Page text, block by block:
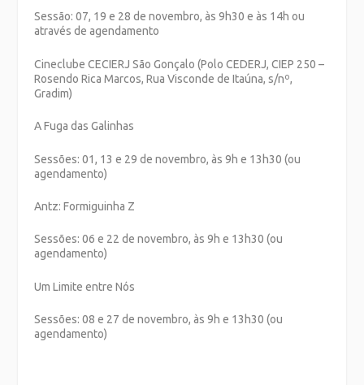
Sessão: 07, 19 e 28 de novembro, às 9h30 e às 14h ou
através de agendamento
Cineclube CECIERJ São Gonçalo (Polo CEDERJ, CIEP 250 –
Rosendo Rica Marcos, Rua Visconde de Itaúna, s/nº,
Gradim)
A Fuga das Galinhas
Sessões: 01, 13 e 29 de novembro, às 9h e 13h30 (ou
agendamento)
Antz: Formiguinha Z
Sessões: 06 e 22 de novembro, às 9h e 13h30 (ou
agendamento)
Um Limite entre Nós
Sessões: 08 e 27 de novembro, às 9h e 13h30 (ou
agendamento)